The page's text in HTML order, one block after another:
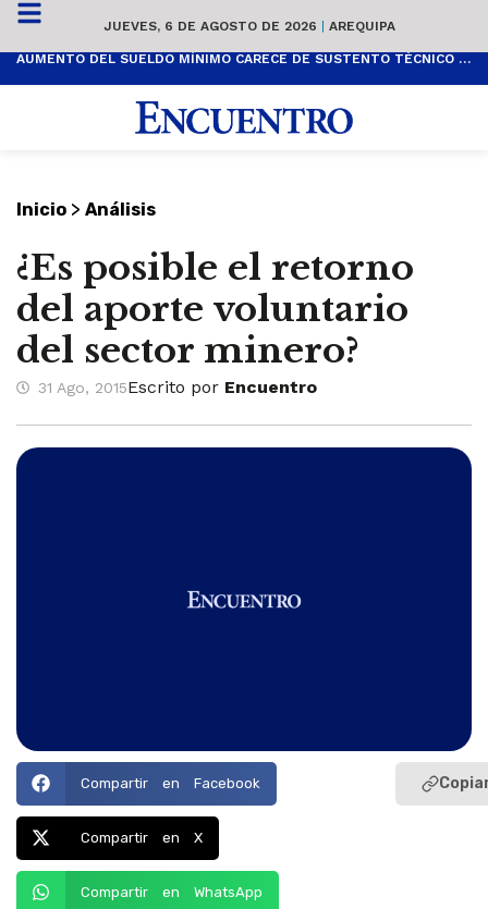
JUEVES, 6 DE AGOSTO DE 2026 | AREQUIPA
AUMENTO DEL SUELDO MÍNIMO CARECE DE SUSTENTO TÉCNICO Y ES POPULISTA
Inicio > Análisis
¿Es posible el retorno
del aporte voluntario
del sector minero?
31 Ago, 2015Escrito por Encuentro
Compartir en Facebook
Compartir en X
Compartir en WhatsApp